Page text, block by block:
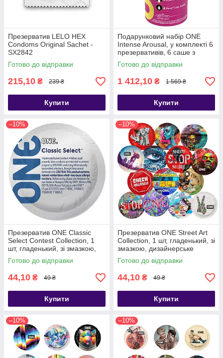
Презерватив LELO HEX
Condoms Original Sachet -
SX2842
Готово до відправки
215,10 ₴ 239 ₴
Купити
Подарунковий набір ONE
Intense Arousal, у комплекті 6
презервативів, 6 саше з
лубрикантом, віброкільце -
SX0798
Готово до відправки
1 412,10 ₴ 1 569 ₴
Купити
–10%
Презерватив ONE Classic
Select Contest Collection, 1
шт, гладенький, зі змазкою,
дизайнерське паковання -
SX0745
Готово до відправки
44,10 ₴ 49 ₴
Купити
–10%
Презерватив ONE Street Art
Collection, 1 шт, гладенький, зі
змазкою, дизайнерське
паковання - SX0758
Готово до відправки
44,10 ₴ 49 ₴
Купити
–10% –10%